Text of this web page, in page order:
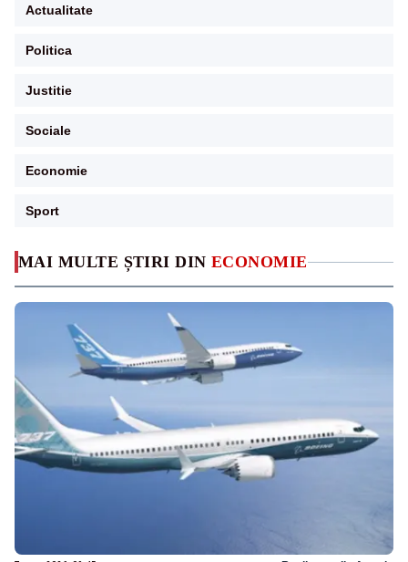
MAI MULTE ȘTIRI DIN ECONOMIE
Actualitate
Politica
Justitie
Sociale
Economie
Sport